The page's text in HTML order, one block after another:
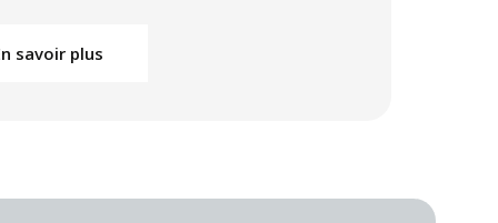
savoir plus